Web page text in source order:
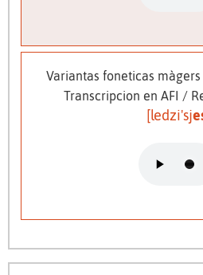
Variantas foneticas màgers
Transcripcion en AFI /
[ledzi'sj